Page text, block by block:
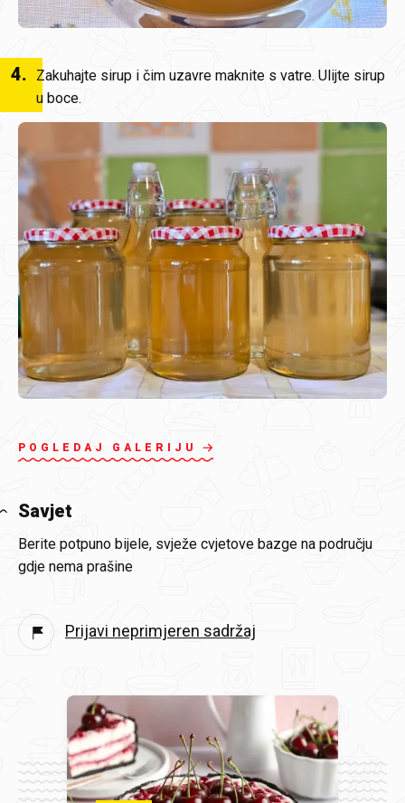
4.
Zakuhajte sirup i čim uzavre maknite s vatre. Ulijte sirup
u boce.
POGLEDAJ GALERIJU
Savjet
Berite potpuno bijele, svježe cvjetove bazge na području
gdje nema prašine
Prijavi neprimjeren sadržaj